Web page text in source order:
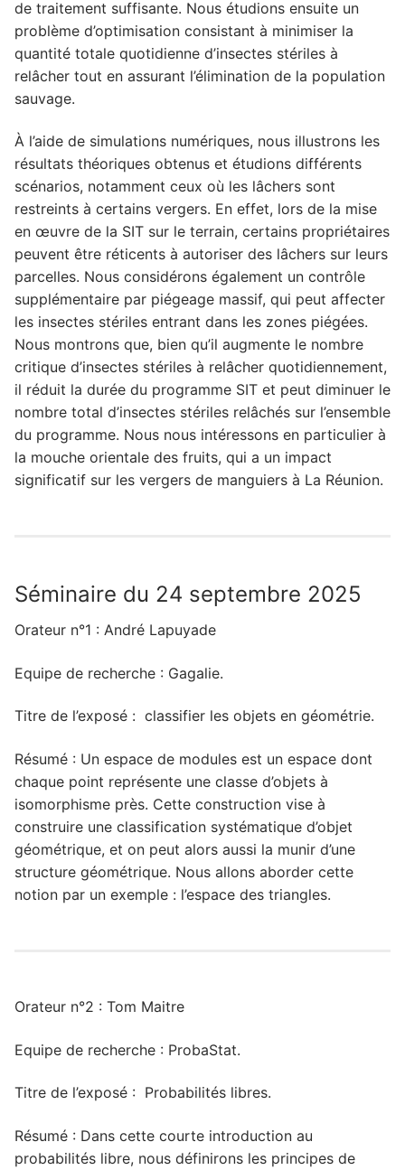
de traitement suffisante. Nous étudions ensuite un
problème d’optimisation consistant à minimiser la
quantité totale quotidienne d’insectes stériles à
relâcher tout en assurant l’élimination de la population
sauvage.
À l’aide de simulations numériques, nous illustrons les
résultats théoriques obtenus et étudions différents
scénarios, notamment ceux où les lâchers sont
restreints à certains vergers. En effet, lors de la mise
en œuvre de la SIT sur le terrain, certains propriétaires
peuvent être réticents à autoriser des lâchers sur leurs
parcelles. Nous considérons également un contrôle
supplémentaire par piégeage massif, qui peut affecter
les insectes stériles entrant dans les zones piégées.
Nous montrons que, bien qu’il augmente le nombre
critique d’insectes stériles à relâcher quotidiennement,
il réduit la durée du programme SIT et peut diminuer le
nombre total d’insectes stériles relâchés sur l’ensemble
du programme. Nous nous intéressons en particulier à
la mouche orientale des fruits, qui a un impact
significatif sur les vergers de manguiers à La Réunion.
Séminaire du 24 septembre 2025
Orateur n°1 : André Lapuyade
Equipe de recherche : Gagalie.
Titre de l’exposé : classifier les objets en géométrie.
Résumé : Un espace de modules est un espace dont
chaque point représente une classe d’objets à
isomorphisme près. Cette construction vise à
construire une classification systématique d’objet
géométrique, et on peut alors aussi la munir d’une
structure géométrique. Nous allons aborder cette
notion par un exemple : l’espace des triangles.
Orateur n°2 : Tom Maitre
Equipe de recherche : ProbaStat.
Titre de l’exposé : Probabilités libres.
Résumé : Dans cette courte introduction au
probabilités libre, nous définirons les principes de